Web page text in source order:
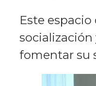
Este
socialización
fomentar su